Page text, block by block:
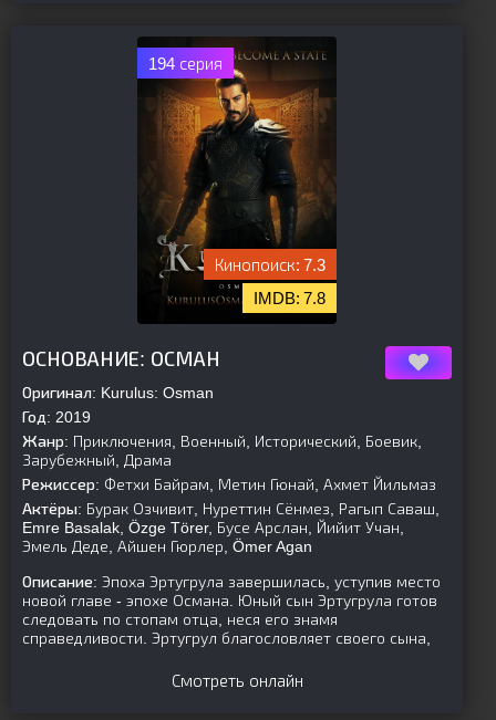
194 серия
7.3
7.8
ОСНОВАНИЕ: ОСМАН
Оригинал: Kurulus: Osman
Год: 2019
Жанр: Приключения, Военный, Исторический, Боевик,
Зарубежный, Драма
Режиссер: Фетхи Байрам, Метин Гюнай, Ахмет Йильмаз
Актёры: Бурак Озчивит, Нуреттин Сёнмез, Рагып Саваш,
Emre Basalak, Özge Törer, Бусе Арслан, Йийит Учан,
Эмель Деде, Айшен Гюрлер, Ömer Agan
Описание: Эпоха Эртугрула завершилась, уступив место
новой главе - эпохе Османа. Юный сын Эртугрула готов
следовать по стопам отца, неся его знамя
справедливости. Эртугрул благословляет своего сына,
Смотреть онлайн